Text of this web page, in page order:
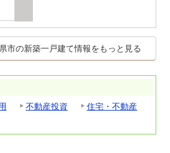
市の新築一戸建て情報をもっと見る
不動産投資 住宅・不動産